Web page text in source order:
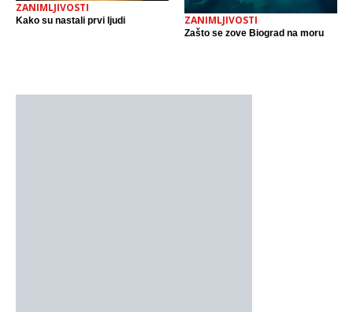
ZANIMLJIVOSTI
Kako su nastali prvi ljudi ZANIMLJIVOSTI
Zašto se zove Biograd na moru